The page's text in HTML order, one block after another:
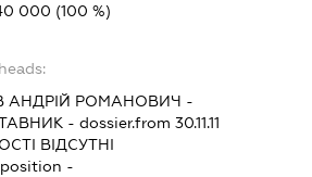
000 (100 %)
АНДРІЙ РОМАНОВИЧ -
- dossier.from 30.11.11
ВІДСУТНІ
-